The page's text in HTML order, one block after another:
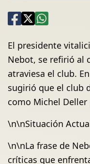
El presidente
Nebot, se refirió al
atraviesa el club.
sugirió que el club
como Michel
\n\nSituación
\n\nLa frase de
críticas que